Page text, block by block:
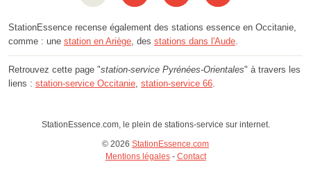
StationEssence recense également des stations essence en Occitanie,
comme : une station en Ariège , des stations dans l'Aude
Retrouvez cette page "station-service Pyrénées-Orientales" à travers les
liens : station-service Occitanie station-service 66
StationEssence.com, le plein de stations-service sur internet.
© 2026 StationEssence.com
Mentions légales- Contact